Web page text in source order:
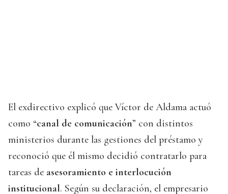
El exdirectivo explicó que Víctor de Aldama actuó
como “canal de comunicación” con distintos
ministerios durante las gestiones del préstamo y
reconoció que él mismo decidió contratarlo para
tareas de asesoramiento e interlocución
institucional. Según su declaración, el empresario